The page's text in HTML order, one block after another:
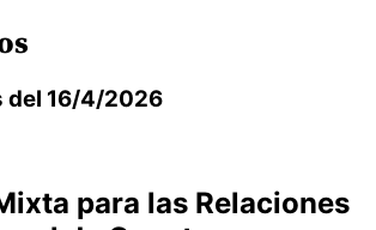
del 16/4/2026
para las Relaciones